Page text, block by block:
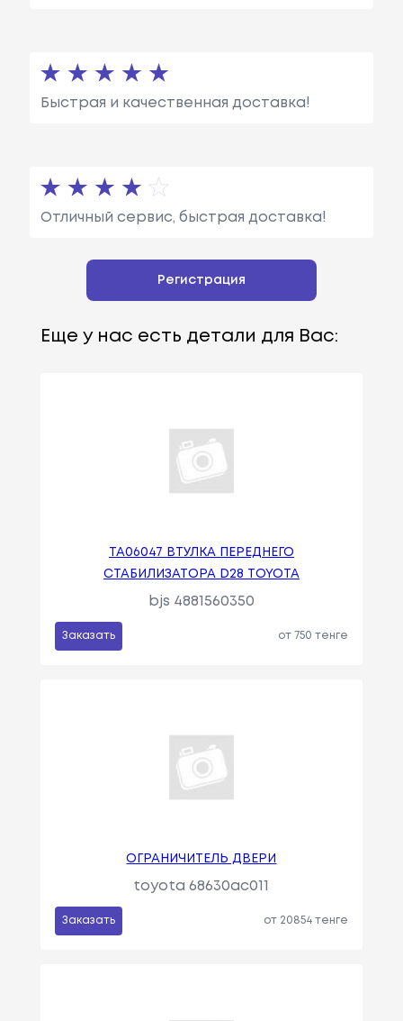
Быстрая и качественная доставка!
Отличный сервис, быстрая доставка!
Регистрация
Еще у нас есть детали для Вас:
TA06047 ВТУЛКА ПЕРЕДНЕГО
СТАБИЛИЗАТОРА D28 TOYOTA
bjs 4881560350
Заказать от 750 тенге
ОГРАНИЧИТЕЛЬ ДВЕРИ
toyota 68630ac011
Заказать от 20854 тенге